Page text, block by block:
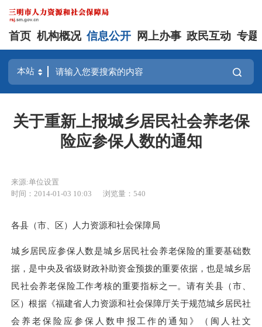
首页 机构概况 信息公开 网上办事 政民互动 专题
关于重新上报城乡居民社会养老保
险应参保人数的通知
来源:单位设置
时间：2014-01-03 10:03
浏览量：540
各县（市、区）人力资源和社会保障局
城乡居民应参保人数是城乡居民社会养老保险的重要基础数
据，是中央及省级财政补助资金预拨的重要依据，也是城乡居
民社会养老保险工作考核的重要指标之一。请有关县（市、
区）根据《福建省人力资源和社会保障厅关于规范城乡居民社
会养老保险应参保人数申报工作的通知》（闽人社文